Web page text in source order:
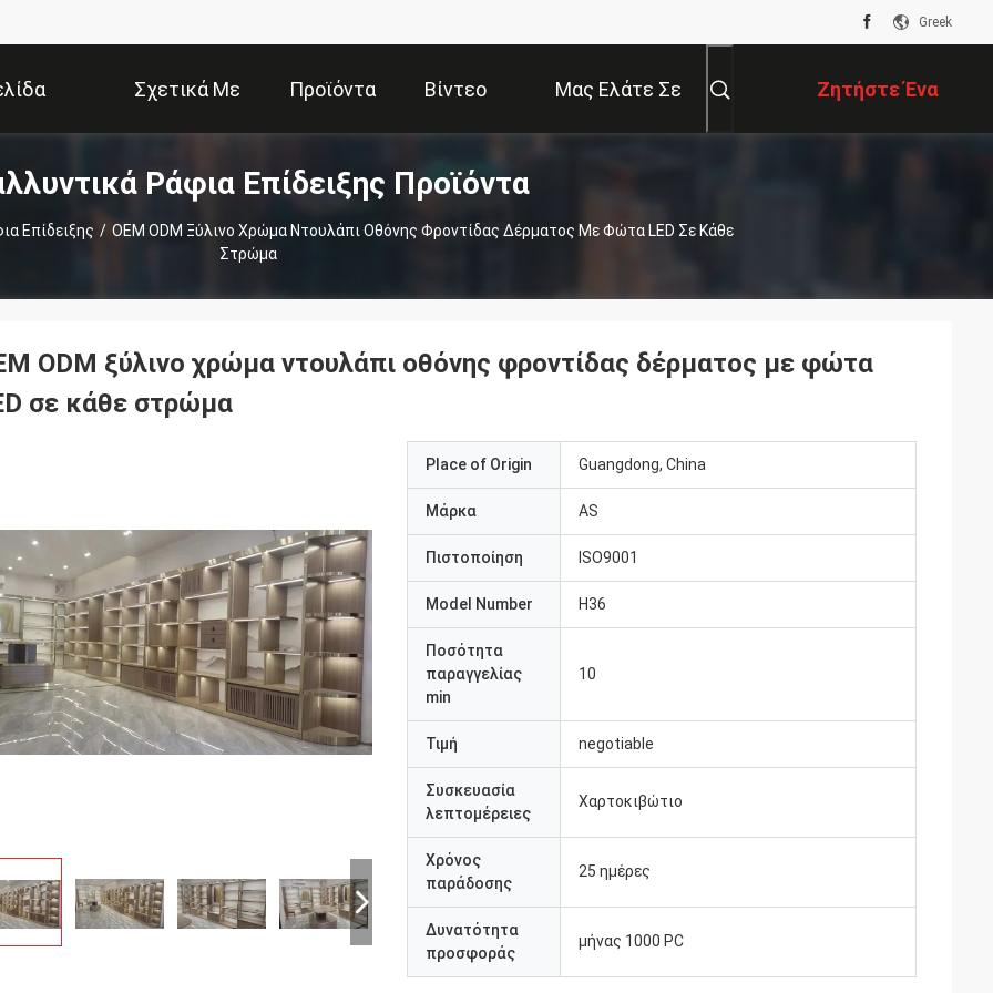
Greek
Σχετικά Με
Εμάς
Προϊόντα Βίντεο Μας Ελάτε Σε Ζητήστε Ένα
Απόσπασμα
Ράφια Επίδειξης Προϊόντα
Επίδειξης / OEM ODM Ξύλινο Χρώμα Ντουλάπι Οθόνης Φροντίδας Δέρματος Με Φώτα LED Σε Κάθε
Στρώμα
ODM ξύλινο χρώμα ντουλάπι οθόνης φροντίδας δέρματος με φώτα
σε κάθε στρώμα
Place of Origin Guangdong, China
Μάρκα AS
Πιστοποίηση ISO9001
Model Number H36
Ποσότητα
παραγγελίας
min
10
Τιμή negotiable
Συσκευασία
λεπτομέρειες
Χαρτοκιβώτιο
Χρόνος
παράδοσης
25 ημέρες
Δυνατότητα
προσφοράς
μήνας 1000 PC